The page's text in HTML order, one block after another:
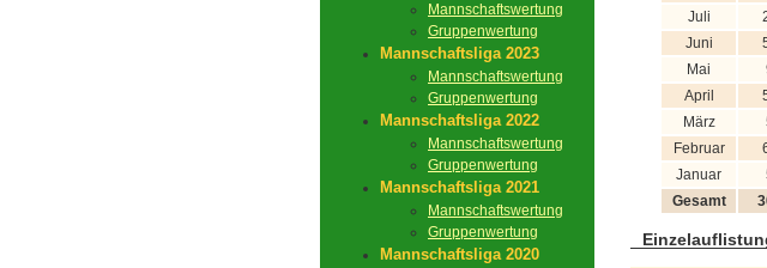
Mannschaftswertung
Gruppenwertung
Mannschaftsliga 2023
Mannschaftswertung
Gruppenwertung
Mannschaftsliga 2022
Mannschaftswertung
Gruppenwertung
Mannschaftsliga 2021
Mannschaftswertung
Gruppenwertung
Mannschaftsliga 2020
Juli
Juni
Mai
April
März
Februar
Januar
Gesamt